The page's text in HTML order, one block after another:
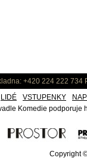
+420 224 222
LIDÉ VSTUPENKY
Komedie podporuje
Copyright